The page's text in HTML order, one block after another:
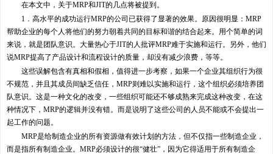
在本文中，关于MRP和JIT的几点将被提到。
1．高水平的成功运行MRP的公司已获得了显著的效果。原因很明显：MRP
帮助企业的每个人将他们的努力朝着共同的目标和谐的结合起来。用个简单的词
来说，就是团队意识。大量热心于JIT的人批评MRP难于实施和运行。另外，他们
说MRP提高了产品设计和流程设计的质量，却没有减少浪费，等等。
这些误解包含有真相和假相，值得进一步考察，如果一个企业其组织行为很
不规范，并且其成员间缺乏信任，MRP则难以实施和运行，这个组织必须培养团
队意识。这是一种文化的改变，一些组织可能还不够成熟来完成这种改变，在这
种情况下，MRP的逻辑并没有错。而是说明了这些公司的人员不能或不会提出一
起工作的问题。
MRP是给制造企业的所有资源做有效计划的方法，但不仅指一些制造企业，
而是指所有制造企业。MRP必须设计的很“健壮”，因为它得适用于所有制造企